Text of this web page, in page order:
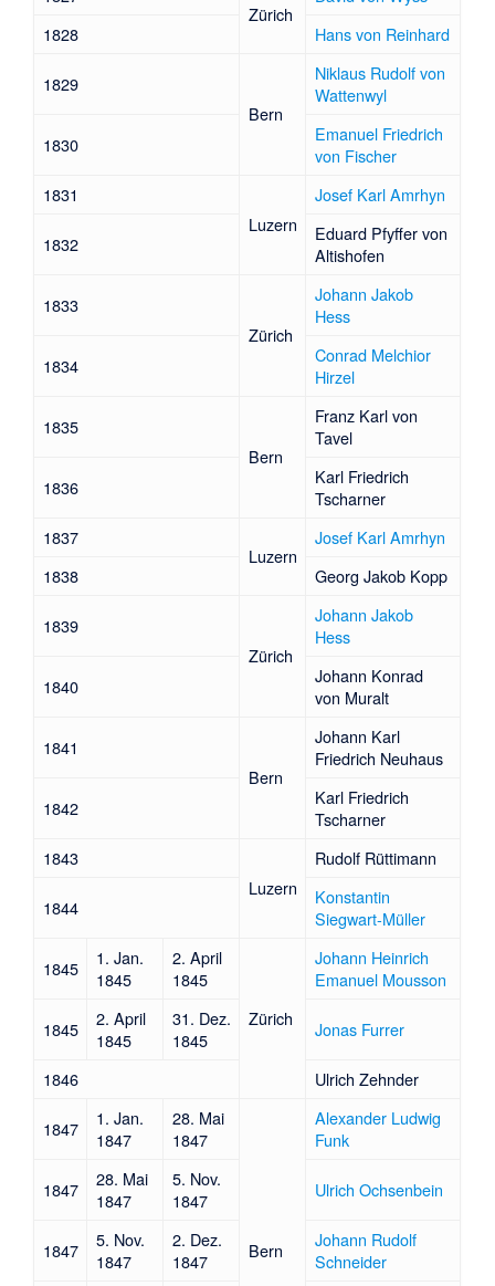
Zürich
1828
Hans von Reinhard
1829
Bern
Niklaus Rudolf von
Wattenwyl
1830
Emanuel Friedrich
von Fischer
1831
Luzern
Josef Karl Amrhyn
1832
Eduard Pfyffer von
Altishofen
1833
Zürich
Johann Jakob
Hess
1834
Conrad Melchior
Hirzel
1835
Bern
Franz Karl von
Tavel
1836
Karl Friedrich
Tscharner
1837
Luzern
Josef Karl Amrhyn
1838
Georg Jakob Kopp
1839
Zürich
Johann Jakob
Hess
1840
Johann Konrad
von Muralt
1841
Bern
Johann Karl
Friedrich Neuhaus
1842
Karl Friedrich
Tscharner
1843
Luzern
Rudolf Rüttimann
1844
Konstantin
Siegwart-Müller
1845
1. Jan.
1845
2. April
1845
Zürich
Johann Heinrich
Emanuel Mousson
1845
2. April
1845
31. Dez.
1845
Jonas Furrer
1846 Ulrich Zehnder
1847
1. Jan.
1847
28. Mai
1847
Bern
Alexander Ludwig
Funk
1847
28. Mai
1847
5. Nov.
1847
Ulrich Ochsenbein
1847
5. Nov.
1847
2. Dez.
1847
Johann Rudolf
Schneider